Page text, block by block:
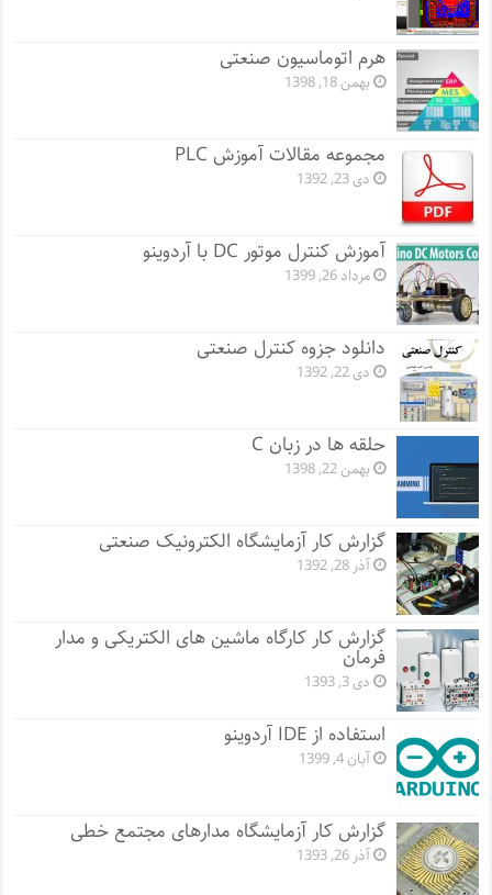
هرم اتوماسیون صنعتی
بهمن 18, 1398
مجموعه مقالات آموزش PLC
دی 23, 1392
آموزش کنترل موتور DC با آردوینو
مرداد 26, 1399
دانلود جزوه کنترل صنعتی
دی 22, 1392
حلقه ها در زبان C
بهمن 22, 1398
گزارش کار آزمایشگاه الکترونیک صنعتی
آذر 28, 1392
گزارش کار کارگاه ماشین های الکتریکی و مدار
فرمان
دی 3, 1393
استفاده از IDE آردوینو
آبان 4, 1399
گزارش کار آزمایشگاه مدارهای مجتمع خطی
آذر 26, 1393